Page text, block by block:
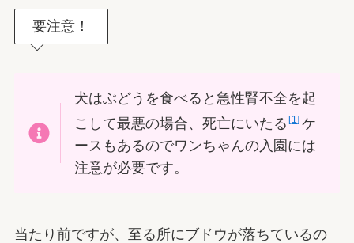
要注意！
犬はぶどうを食べると急性腎不全を起
こして最悪の場合、死亡にいたる 1 ケ
ースもあるのでワンちゃんの入園には
注意が必要です。
当たり前ですが、至る所にブドウが落ちているの